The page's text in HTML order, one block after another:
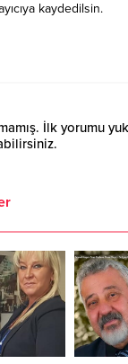
kaydedilsin.
İlk yorumu